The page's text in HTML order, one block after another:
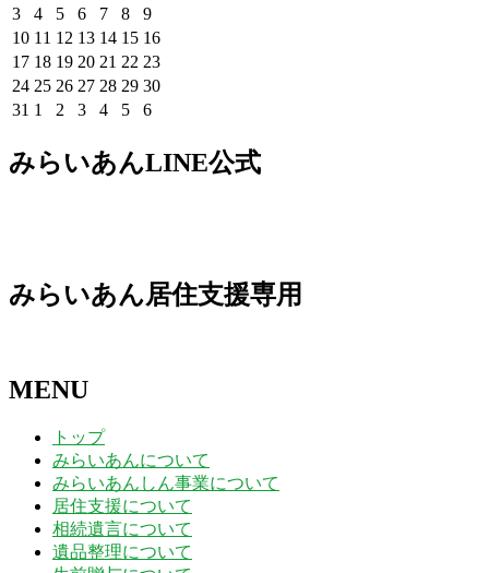
日
日
日
日
日
日
年
7
月
27
日
年
7
月
28
日
年
7
月
29
日
年
7
月
30
日
年
7
月
31
日
年
8
月
1
日
年
8
月
2
日
32026
年
8
月
3
日
42026
年
8
月
4
日
52026
年
8
月
5
日
62026
年
8
月
6
日
72026
年
8
月
7
日
82026
年
8
月
8
日
92026
年
8
月
9
日
102026
年
8
月
10
11 2026
年
8
月
11
12 2026
年
8
月
12
132026
年
8
月
13
142026
年
8
月
14
152026
年
8
月
15
162026
8
172026
年
8
日
182026
年
8
日
192026
年
8
日
202026
年
日
21 2026
年
8
日
22 2026
年
8
日
232026
年
日
242026
年
月
24
252026
年
25
262026
年
26
272026
年
月
27
282026
年
月
28
292026
年
29
302026
30
31 2026
月
1
2026
9
月
2 2026
9
月
32026
月
42026
9
月
52026
9
月
62026
9
月
みらいあんLINE公式
みらいあん居住支援専用
MENU
トップ
みらいあんについて
みらいあんしん事業について
居住支援について
相続遺言について
遺品整理について